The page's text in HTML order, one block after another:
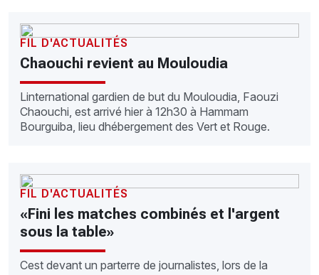
FIL D'ACTUALITÉS
Chaouchi revient au Mouloudia
Linternational gardien de but du Mouloudia, Faouzi
Chaouchi, est arrivé hier à 12h30 à Hammam
Bourguiba, lieu dhébergement des Vert et Rouge.
FIL D'ACTUALITÉS
«Fini les matches combinés et l'argent
sous la table»
Cest devant un parterre de journalistes, lors de la